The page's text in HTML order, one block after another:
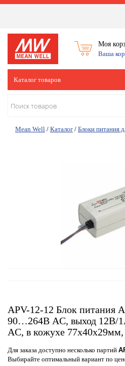
Моя
Ваша
Каталог товаров
Mean Well / Каталог / Блоки питания
APV-12-12 Блок питания
90…264В AC, выход 12В/
AC, в кожухе
Для заказа доступно несколько партий
Выбирайте оптимальный вариант по